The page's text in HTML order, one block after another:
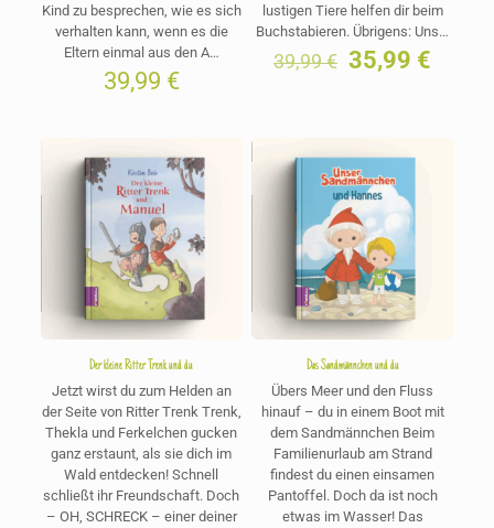
Kind zu besprechen, wie es sich
verhalten kann, wenn es die
Eltern einmal aus den A…
39,99 €
lustigen Tiere helfen dir beim
Buchstabieren. Übrigens: Uns…
39,99€
Preis
35,99 €
Der kleine Ritter Trenk und du
Jetzt wirst du zum Helden an
der Seite von Ritter Trenk Trenk,
Thekla und Ferkelchen gucken
ganz erstaunt, als sie dich im
Wald entdecken! Schnell
schließt ihr Freundschaft. Doch
– OH, SCHRECK – einer deiner
Das Sandmännchen und du
Übers Meer und den Fluss
hinauf – du in einem Boot mit
dem Sandmännchen Beim
Familienurlaub am Strand
findest du einen einsamen
Pantoffel. Doch da ist noch
etwas im Wasser! Das